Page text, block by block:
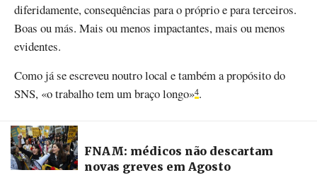
diferidamente, consequências para o próprio e para terceiros.
Boas ou más. Mais ou menos impactantes, mais ou menos
evidentes.
Como já se escreveu noutro local e também a propósito do
SNS, «o trabalho tem um braço longo»4.
FNAM: médicos não descartam
novas greves em Agosto